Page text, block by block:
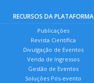
RECURSOS DA PLATAFORMA
Publicações
Revista Científica
Divulgação de Eventos
Venda de Ingressos
Gestão de Eventos
Soluções Pós-evento